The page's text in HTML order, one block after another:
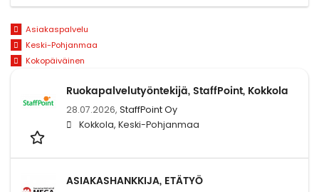
Asiakaspalvelu
Keski-Pohjanmaa
Kokopäiväinen
Ruokapalvelutyöntekijä, StaffPoint, Kokkola
28.07.2026, StaffPoint Oy
Kokkola, Keski-Pohjanmaa
ASIAKASHANKKIJA, ETÄTYÖ